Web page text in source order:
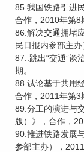
85.我国铁路引进
合作，2010年第8
86.解决交通拥堵
民日报内参部主办
87..跳出“交通”谈
期。
88.试论基于共用
合作，2011年第3
89.分工的演进与
版）》，合作，
90.推进铁路发展
参部主办），2011